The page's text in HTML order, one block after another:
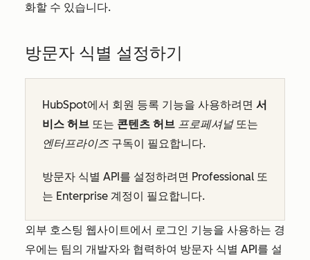
화할 수 있습니다.
방문자 식별 설정하기
HubSpot에서 회원 등록 기능을 사용하려면 서
비스 허브 또는 콘텐츠 허브 프로페셔널 또는
엔터프라이즈 구독이 필요합니다.
방문자 식별 API를 설정하려면 Professional 또
는 Enterprise 계정이 필요합니다.
외부 호스팅 웹사이트에서 로그인 기능을 사용하는 경
우에는 팀의 개발자와 협력하여 방문자 식별 API를 설